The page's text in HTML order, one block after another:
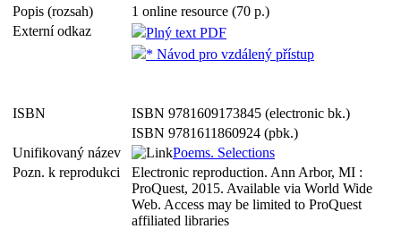
Popis (rozsah)
1 online resource (70 p.)
Externí odkaz
Plný text PDF
* Návod pro vzdálený přístup
ISBN
ISBN 9781609173845 (electronic bk.)
ISBN 9781611860924 (pbk.)
Unifikovaný název
Poems. Selections
Pozn. k reprodukci
Electronic reproduction. Ann Arbor, MI :
ProQuest, 2015. Available via World Wide
Web. Access may be limited to ProQuest
affiliated libraries